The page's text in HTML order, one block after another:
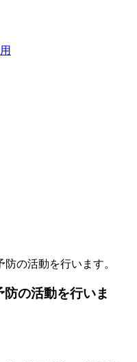
の活動を行います。
の活動を行いま